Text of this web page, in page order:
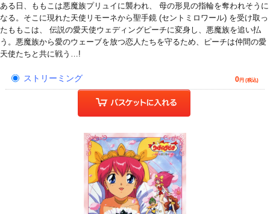
ある日、ももこは悪魔族プリュイに襲われ、 母の形見の指輪を奪われそうに
なる。そこに現れた天使リモーネから聖手鏡 (セントミロワール) を受け取っ
たももこは、 伝説の愛天使ウェディングピーチに変身し、悪魔族を追い払
う。悪魔族から愛のウェーブを放つ恋人たちを守るため、ピーチは仲間の愛
天使たちと共に戦う…!
ストリーミング 0円 (税込)